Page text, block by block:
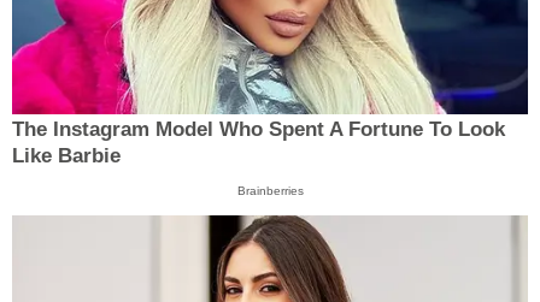
The Instagram Model Who Spent A Fortune To Look
Like Barbie
Brainberries